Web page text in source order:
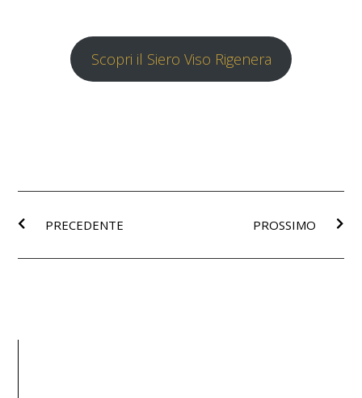
Scopri il Siero Viso Rigenera
PRECEDENTE PROSSIMO